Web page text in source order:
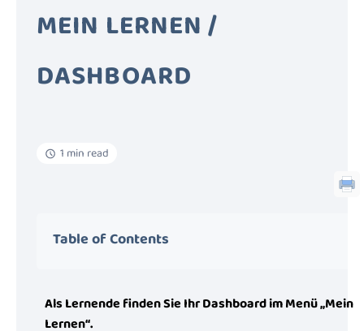
MEIN LERNEN /
DASHBOARD
1 min read
Table of Contents
Als Lernende finden Sie Ihr Dashboard im Menü „Mein
Lernen“.